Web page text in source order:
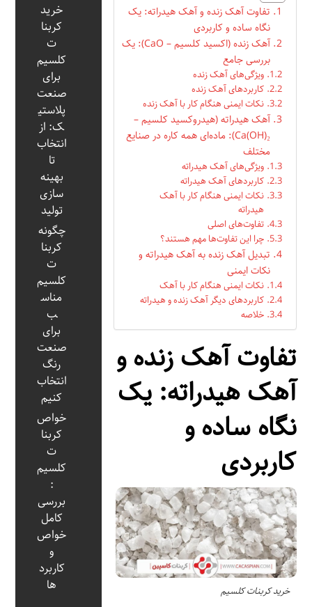
تفاوت آهک زنده و آهک هیدراته: یک
نگاه ساده و کاربردی
آهک زنده (اکسید کلسیم – CaO): یک
بررسی جامع
ویژگی‌های آهک زنده
کاربردهای آهک زنده
نکات ایمنی هنگام کار با آهک زنده
آهک هیدراته (هیدروکسید کلسیم –
Ca(OH)₂): ماده‌ای همه کاره در صنایع
مختلف
ویژگی‌های آهک هیدراته
کاربردهای آهک هیدراته
نکات ایمنی هنگام کار با آهک
هیدراته
تفاوت‌های اصلی
چرا این تفاوت‌ها مهم هستند؟
تبدیل آهک زنده به آهک هیدراته و
نکات ایمنی
نکات ایمنی هنگام کار با آهک
کاربردهای دیگر آهک زنده و هیدراته
خلاصه
تفاوت آهک زنده و
آهک هیدراته: یک
نگاه ساده و
کاربردی
خرید کربنات کلسیم
خرید
کربنا
ت
کلسیم
برای
صنعت
پلاستی
ک: از
انتخاب
تا
بهینه‌
سازی
تولید
چگونه
کربنا
ت
کلسیم
مناس
ب
برای
صنعت
رنگ
انتخاب
کنیم
خواص
کربنا
ت
کلسیم
:
بررسی
کامل
خواص
و
کاربرد
ها